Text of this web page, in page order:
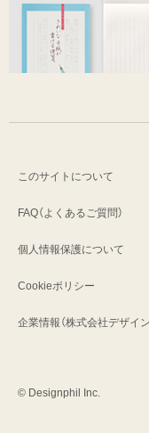
このサイトについて
FAQ（よくあるご質問）
個人情報保護について
Cookieポリシー
企業情報（株式会社デザイ
© Designphil Inc.